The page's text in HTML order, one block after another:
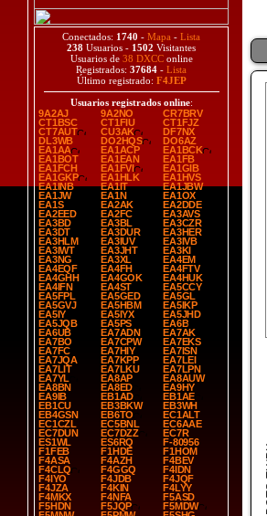
Conectados: 1740 - Mapa - Lista
238 Usuarios - 1502 Visitantes
Usuarios de 38 DXCConline
Registrados: 37684 - Lista
Último registrado: F4JEP
Usuarios registrados online:
9A2AJ
9A2NO
CR7BRV
CT1BSC
CT1FIU
CT1FJZ
CT7AUT
CU3AK
DF7NX
DL3WB
DO2HQS
DO6AZ
EA1AA
EA1ACP
EA1BCK
EA1BOT
EA1EAN
EA1FB
EA1FCH
EA1FVI
EA1GIB
EA1GKP
EA1HLK
EA1HVS
EA1INB
EA1IT
EA1JBW
EA1JW
EA1N
EA1OX
EA1S
EA2AK
EA2DDE
EA2EED
EA2FC
EA3AVS
EA3BD
EA3BL
EA3CZR
EA3DT
EA3DUR
EA3HER
EA3HLM
EA3IUV
EA3IVB
EA3IWT
EA3JHT
EA3KI
EA3NG
EA3XL
EA4EM
EA4EQF
EA4FH
EA4FTV
EA4GHH
EA4GOK
EA4HUK
EA4IFN
EA4ST
EA5CCY
EA5FPL
EA5GED
EA5GL
EA5GVJ
EA5HBM
EA5IKP
EA5IY
EA5IYX
EA5JHD
EA5JQB
EA5PS
EA6B
EA6UB
EA7ADN
EA7AK
EA7BO
EA7CPW
EA7EKS
EA7FC
EA7HIY
EA7ISN
EA7JQA
EA7KPP
EA7LEI
EA7LIT
EA7LKU
EA7LPN
EA7YL
EA8AP
EA8AUW
EA8BN
EA8ED
EA9HY
EA9IB
EB1AD
EB1AE
EB1CU
EB3BKW
EB3WH
EB4GSN
EB6TO
EC1ALT
EC1CZL
EC5BNL
EC6AAE
EC7DUN
EC7DZZ
EC7R
ES1WL
ES6RQ
F-80956
F1FEB
F1HDE
F1HOM
F4ASA
F4AZH
F4BEV
F4CLQ
F4GGQ
F4IDN
F4IYO
F4JDB
F4JQF
F4JZA
F4KIN
F4LYY
F4MKX
F4NFA
F5ASD
F5HDN
F5JQP
F5MDW